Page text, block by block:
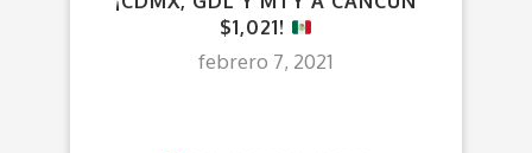
$1,021!
febrero 7, 2021